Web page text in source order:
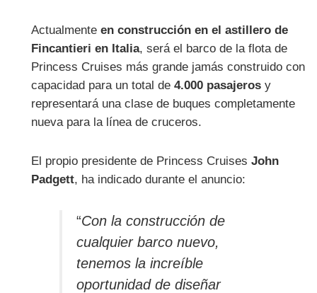
Actualmenteen construcción en el astillero de
Fincantieri en Italia, será el barco de la flota de
Princess Cruises más grande jamás construido con
capacidad para un total de4.000 pasajeros y
representará una clase de buques completamente
nueva para la línea de cruceros.
El propio presidente de Princess Cruises John
Padgett, ha indicado durante el anuncio:
“Con la construcción de
cualquier barco nuevo,
tenemos la increíble
oportunidad de diseñar